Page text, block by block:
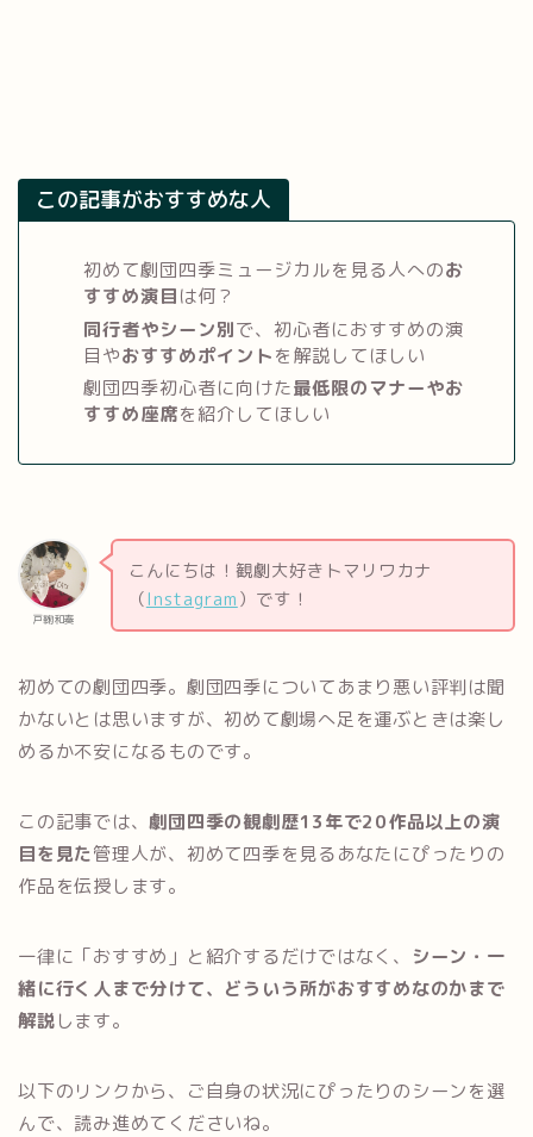
この記事がおすすめな人
初めて劇団四季ミュージカルを見る人へのお
すすめ演目は何？
同行者やシーン別で、初心者におすすめの演
目やおすすめポイントを解説してほしい
劇団四季初心者に向けた最低限のマナーやお
すすめ座席を紹介してほしい
戸鞠和奏
こんにちは！観劇大好きトマリワカナ
（Instagram）です！
初めての劇団四季。劇団四季についてあまり悪い評判は聞
かないとは思いますが、初めて劇場へ足を運ぶときは楽し
めるか不安になるものです。
この記事では、劇団四季の観劇歴13年で20作品以上の演
目を見た管理人が、初めて四季を見るあなたにぴったりの
作品を伝授します。
一律に「おすすめ」と紹介するだけではなく、 シーン・一
緒に行く人まで分けて、どういう所がおすすめなのかまで
解説します。
以下のリンクから、ご自身の状況にぴったりのシーンを選
んで、読み進めてくださいね。